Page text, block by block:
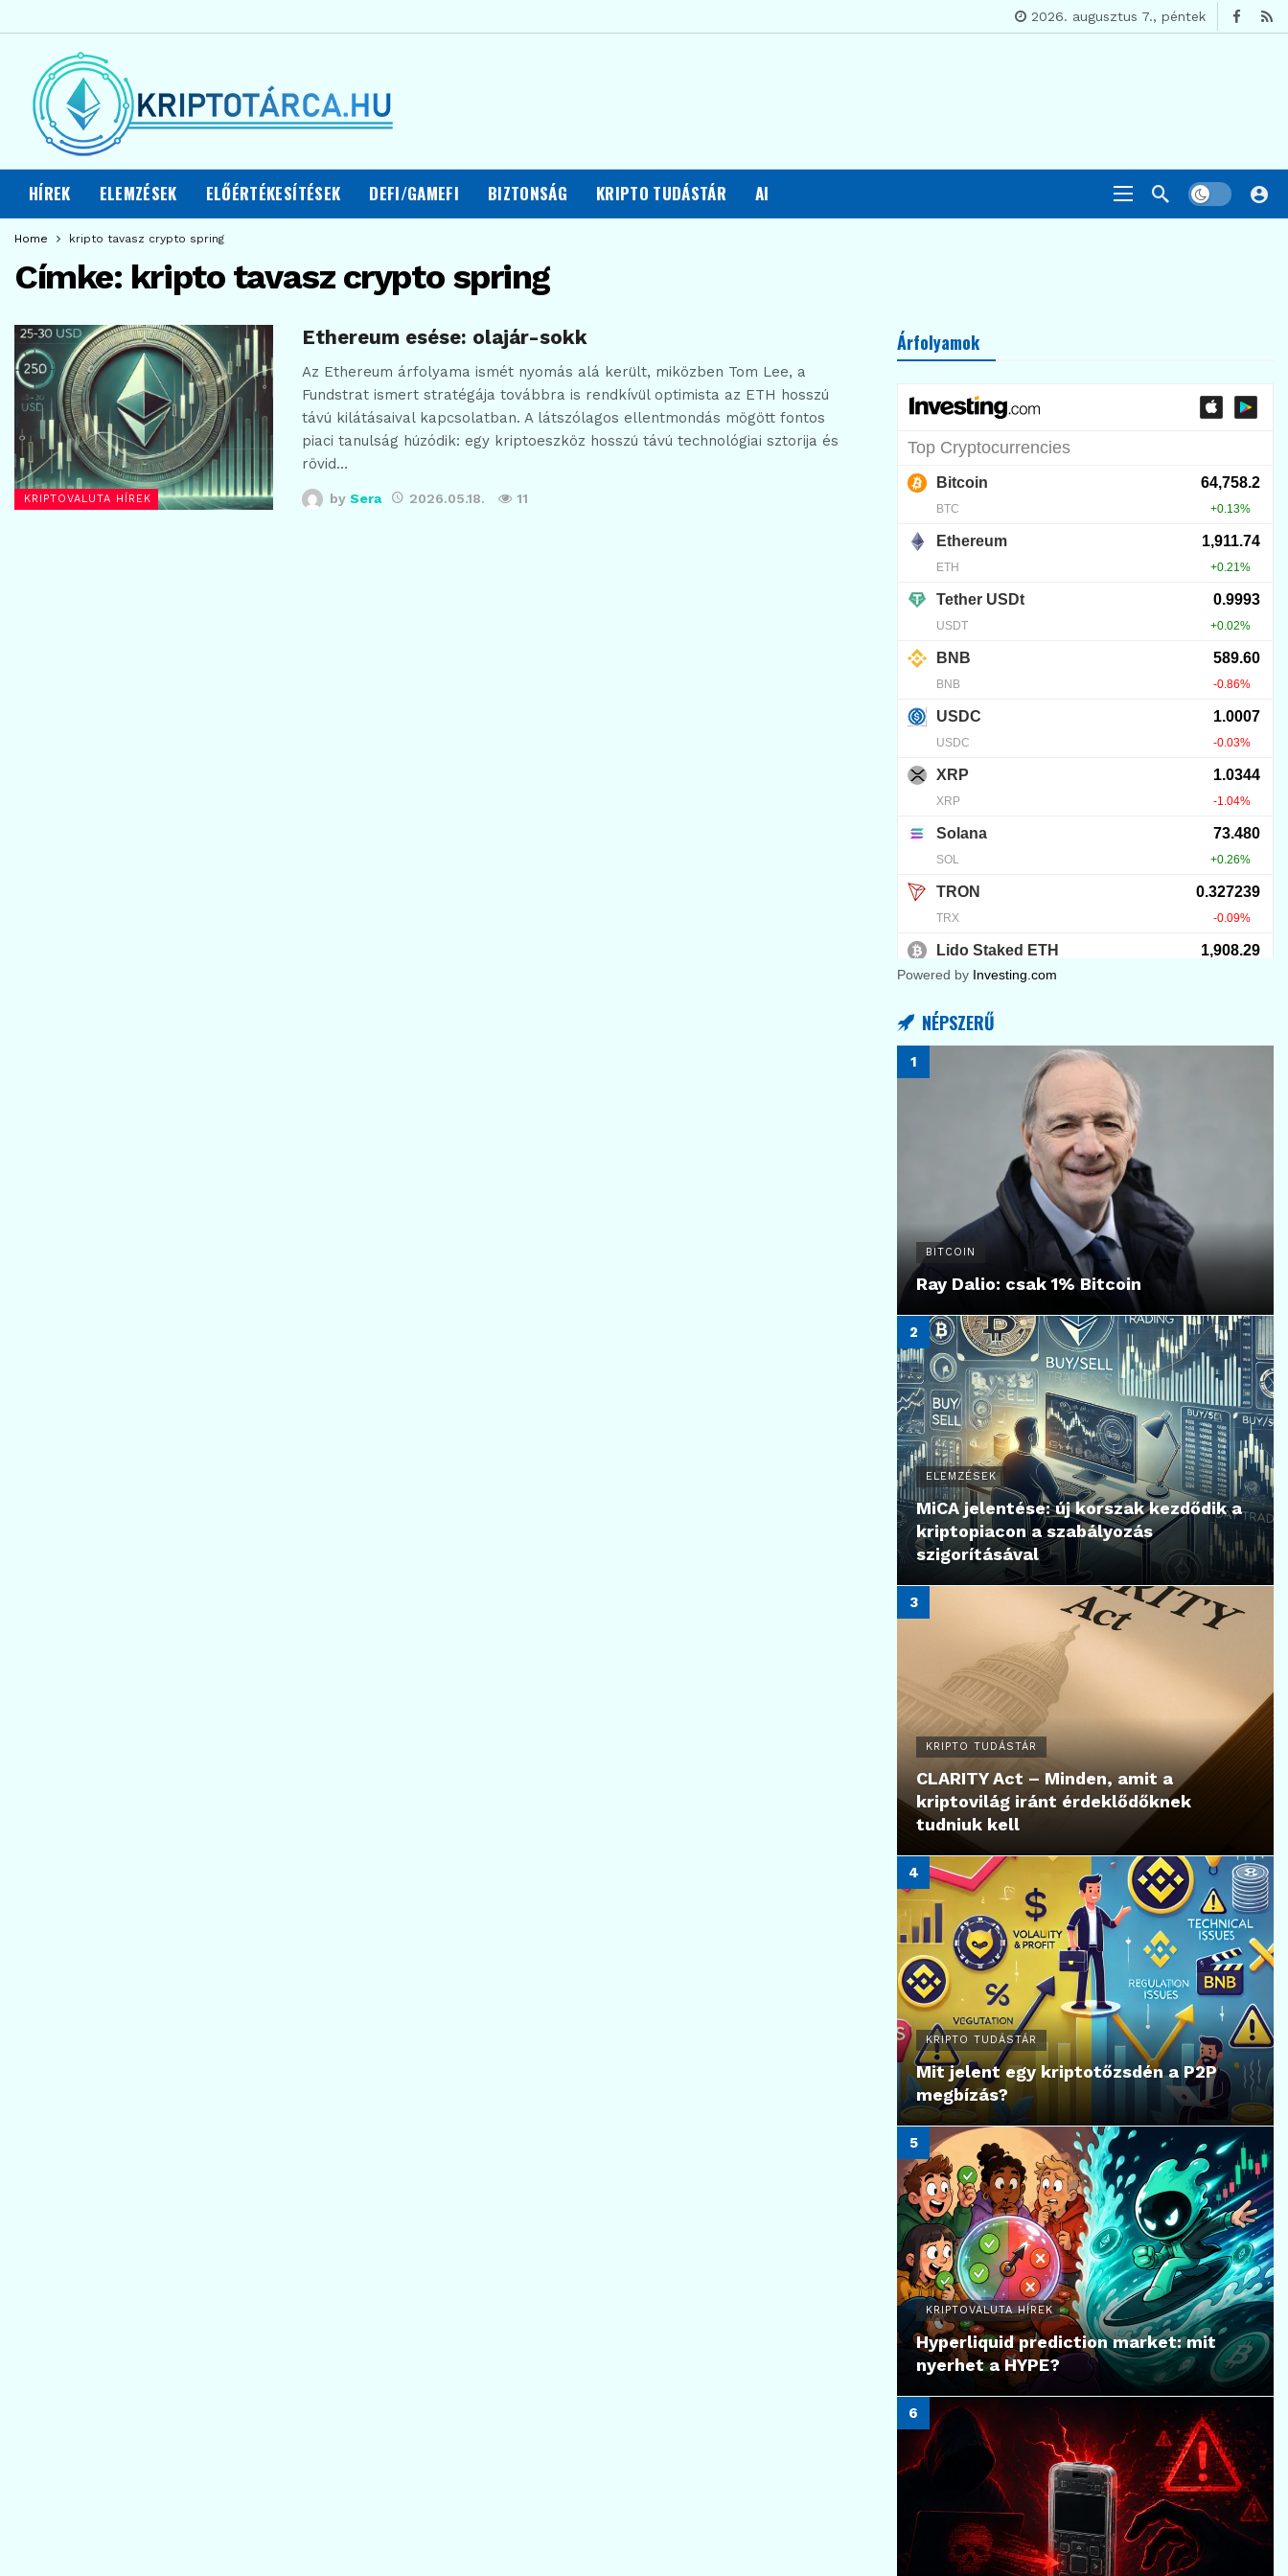
2026. augusztus 7., péntek
HÍREK ELEMZÉSEK ELŐÉRTÉKESÍTÉSEK DEFI/GAMEFI BIZTONSÁG KRIPTO TUDÁSTÁR AI
Home kripto tavasz crypto spring
Címke: kripto tavasz crypto spring
KRIPTOVALUTA HÍREK
Ethereum esése: olajár-sokk
Az Ethereum árfolyama ismét nyomás alá került, miközben Tom Lee, a
Fundstrat ismert stratégája továbbra is rendkívül optimista az ETH hosszú
távú kilátásaival kapcsolatban. A látszólagos ellentmondás mögött fontos
piaci tanulság húzódik: egy kriptoeszköz hosszú távú technológiai sztorija és
rövid…
by Sera 2026.05.18. 11
Árfolyamok
Powered by Investing.com
NÉPSZERŰ
BITCOIN
Ray Dalio: csak 1% Bitcoin
ELEMZÉSEK
MiCA jelentése: új korszak kezdődik a
kriptopiacon a szabályozás
szigorításával
KRIPTO TUDÁSTÁR
CLARITY Act – Minden, amit a
kriptovilág iránt érdeklődőknek
tudniuk kell
KRIPTO TUDÁSTÁR
Mit jelent egy kriptotőzsdén a P2P
megbízás?
KRIPTOVALUTA HÍREK
Hyperliquid prediction market: mit
nyerhet a HYPE?